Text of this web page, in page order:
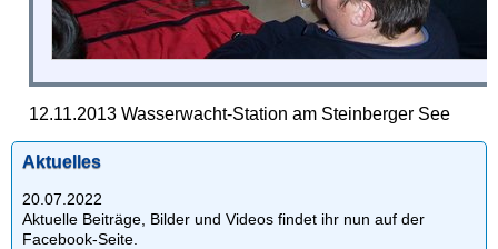
12.11.2013 Wasserwacht-Station am Steinberger See
Aktuelles
20.07.2022
Aktuelle Beiträge, Bilder und Videos findet ihr nun auf der
Facebook-Seite.